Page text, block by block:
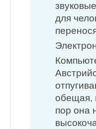
для
обещая,
пор она